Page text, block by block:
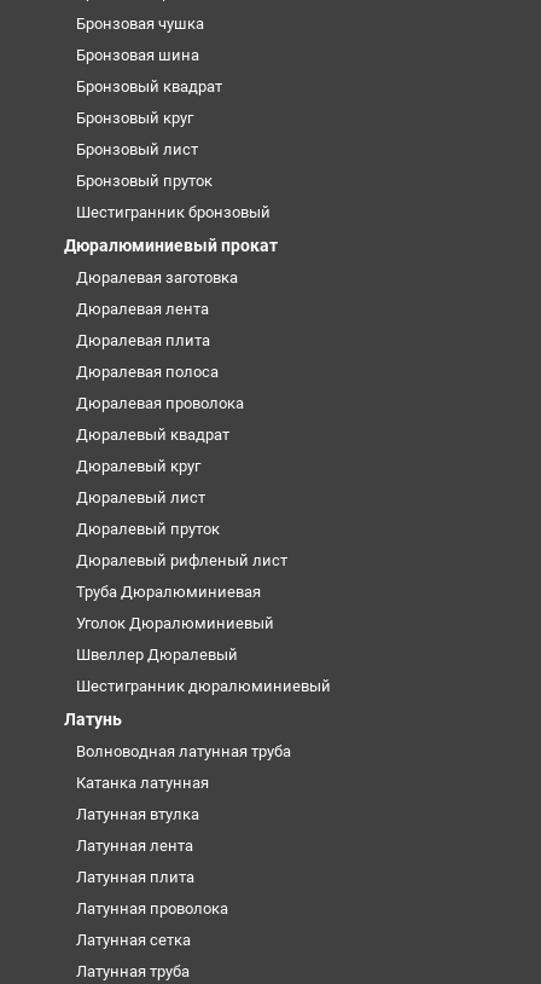
Бронзовая чушка
Бронзовая шина
Бронзовый квадрат
Бронзовый круг
Бронзовый лист
Бронзовый пруток
Шестигранник бронзовый
Дюралюминиевый прокат
Дюралевая заготовка
Дюралевая лента
Дюралевая плита
Дюралевая полоса
Дюралевая проволока
Дюралевый квадрат
Дюралевый круг
Дюралевый лист
Дюралевый пруток
Дюралевый рифленый лист
Труба Дюралюминиевая
Уголок Дюралюминиевый
Швеллер Дюралевый
Шестигранник дюралюминиевый
Латунь
Волноводная латунная труба
Катанка латунная
Латунная втулка
Латунная лента
Латунная плита
Латунная проволока
Латунная сетка
Латунная труба